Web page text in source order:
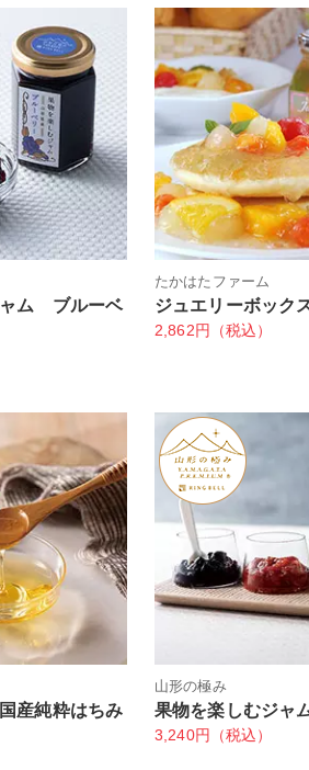
ャム ブルーベ
たかはたファーム
ジュエリーボック
2,862円（税込）
純粋はちみ
山形の極み
果物を楽しむジャ
3,240円（税込）